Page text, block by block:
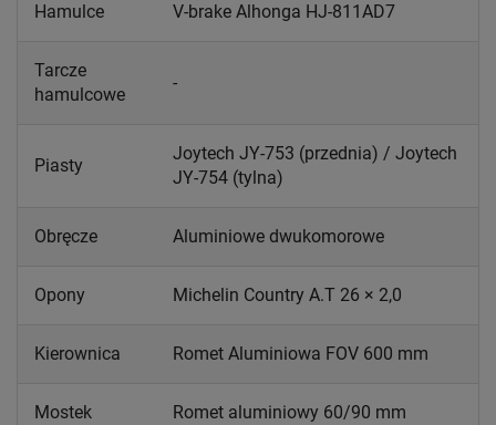
Hamulce V-brake Alhonga HJ-811AD7
Tarcze
hamulcowe
-
Piasty
Joytech JY-753 (przednia) / Joytech
JY-754 (tylna)
Obręcze Aluminiowe dwukomorowe
Opony Michelin Country A.T 26 × 2,0
Kierownica Romet Aluminiowa FOV 600 mm
Mostek Romet aluminiowy 60/90 mm